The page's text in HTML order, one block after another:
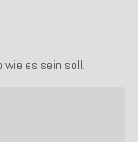
wie es sein soll.